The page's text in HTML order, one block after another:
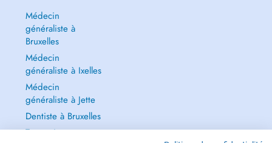
Médecin
généraliste à
Bruxelles
Médecin
généraliste à Ixelles
Médecin
généraliste à Jette
Dentiste à Bruxelles
Tout voir →